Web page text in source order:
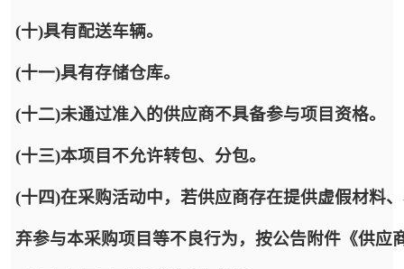
(十)具有配送车辆。
(十一)具有存储仓库。
(十二)未通过准入的供应商不具备参与项目资格。
(十三)本项目不允许转包、分包。
(十四)在采购活动中，若供应商存在提供虚假材料
弃参与本采购项目等不良行为，按公告附件《供应